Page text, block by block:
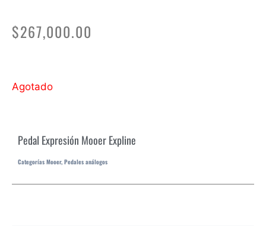
$267,000.00
Agotado
Pedal Expresión Mooer Expline
Categorías Mooer, Pedales análogos